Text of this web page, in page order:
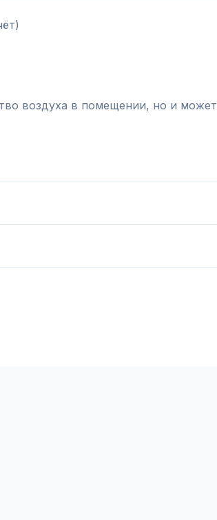
воздуха в помещении, но и может